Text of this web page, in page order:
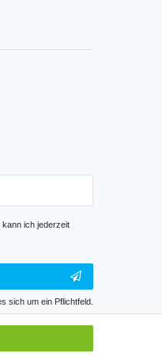
ich jederzeit
sich um ein Pflichtfeld.